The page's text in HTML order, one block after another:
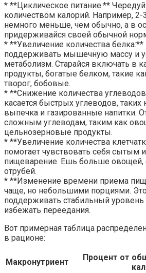
* **Циклическое питание:**
количеством калорий. Например,
немного меньше, чем обычно, а в
придерживайся своей обычной
* **Увеличение количества
поддерживать мышечную массу и
метаболизм. Старайся включать в
продукты, богатые белком, такие
творог, бобовые.
* **Снижение количества
касается быстрых углеводов, таких
выпечка и газированные напитки.
сложным углеводам, таким как
цельнозерновые продукты.
* **Увеличение количества
помогает чувствовать себя сытым
пищеварение. Ешь больше овощей,
отрубей.
* **Изменение времени приема
чаще, но небольшими порциями.
поддерживать стабильный уровень
избежать переедания.
Вот примерная таблица
в рационе:
Макронутриент
Процент от